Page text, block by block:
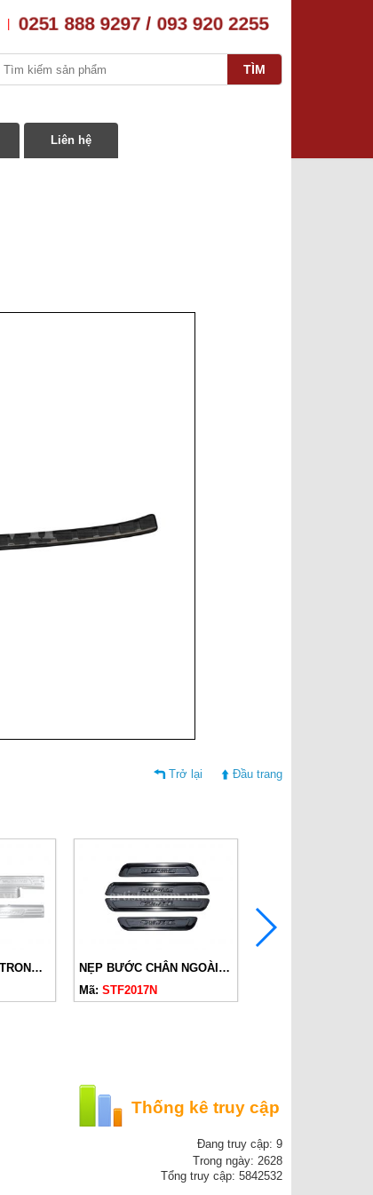
0251 888 9297 / 093 920 2255
Liên hệ
Trở lại Đầu trang
NẸP BƯỚC CHÂN TRONG SANTAFE 2020 INOX
NẸP BƯỚC CHÂN NGOÀI SANTAFE 2020 TITAN
Mã: STF2017N
Thống kê truy cập
Đang truy cập: 9
Trong ngày: 2628
Tổng truy cập: 5842532